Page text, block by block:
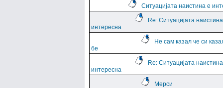
Ситуацијата наистина е
Re: Ситуацијата
интересна
Не сам казал че си
бе
Re: Ситуацијата
интересна
Мерси